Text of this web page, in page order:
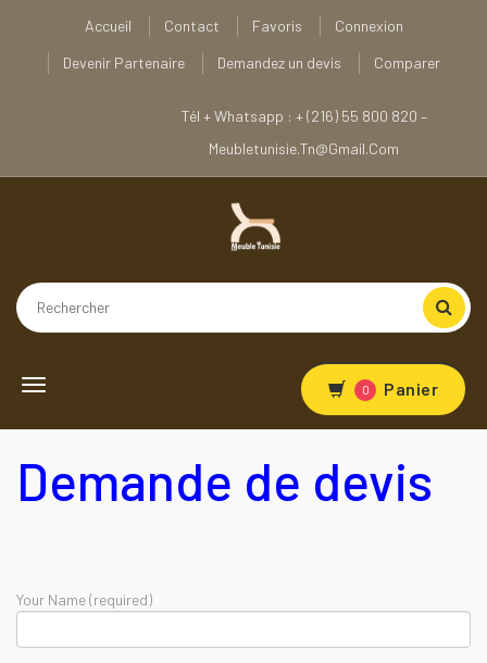
Accueil Contact Favoris
Connexion
Devenir Partenaire
Demandez un devis Comparer
Tél + Whatsapp : + (216) 55 800 820 –
Meubletunisie.tn@gmail.com
Toggle
0 Panier
Demande de devis
Your Name (required)